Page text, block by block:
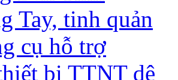
Tay, tinh quản
cụ hỗ trợ
bị TTNT dê